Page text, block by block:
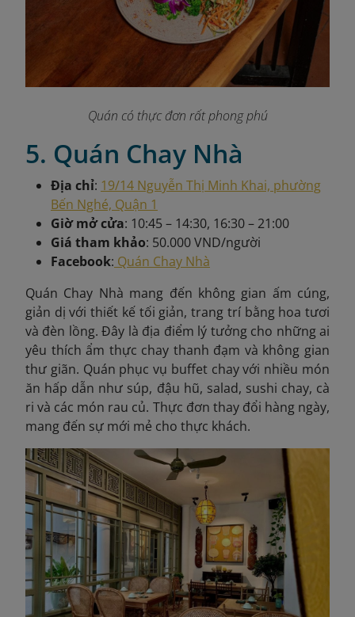
Quán có thực đơn rất phong phú
5. Quán Chay Nhà
Địa chỉ: 19/14 Nguyễn Thị Minh Khai, phường
Bến Nghé, Quận 1
Giờ mở cửa: 10:45 – 14:30, 16:30 – 21:00
Giá tham khảo: 50.000 VND/người
Facebook: Quán Chay Nhà
Quán Chay Nhà mang đến không gian ấm cúng,
giản dị với thiết kế tối giản, trang trí bằng hoa tươi
và đèn lồng. Đây là địa điểm lý tưởng cho những ai
yêu thích ẩm thực chay thanh đạm và không gian
thư giãn. Quán phục vụ buffet chay với nhiều món
ăn hấp dẫn như súp, đậu hũ, salad, sushi chay, cà
ri và các món rau củ. Thực đơn thay đổi hàng ngày,
mang đến sự mới mẻ cho thực khách.